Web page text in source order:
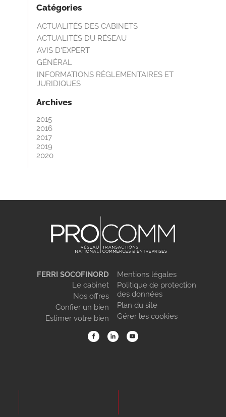
Catégories
ACTUALITÉS DES CABINETS
ACTUALITÉS DU RÉSEAU
AVIS D'EXPERT
GÉNÉRAL
INFORMATIONS RÈGLEMENTAIRES ET
JURIDIQUES
Archives
2015
2016
2017
2019
2020
FERRI SOCOFINORD
Le cabinet
Nos offres
Confier un bien
Estimer votre bien
Mentions légales
Politique de protection
des données
Plan du site
Gérer les cookies